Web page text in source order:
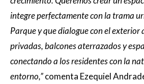
integre perfectamente con la trama
Parque y que dialogue con el exterior
privadas, balcones aterrazados y
conectando a los residentes con la
entorno,”comenta Ezequiel